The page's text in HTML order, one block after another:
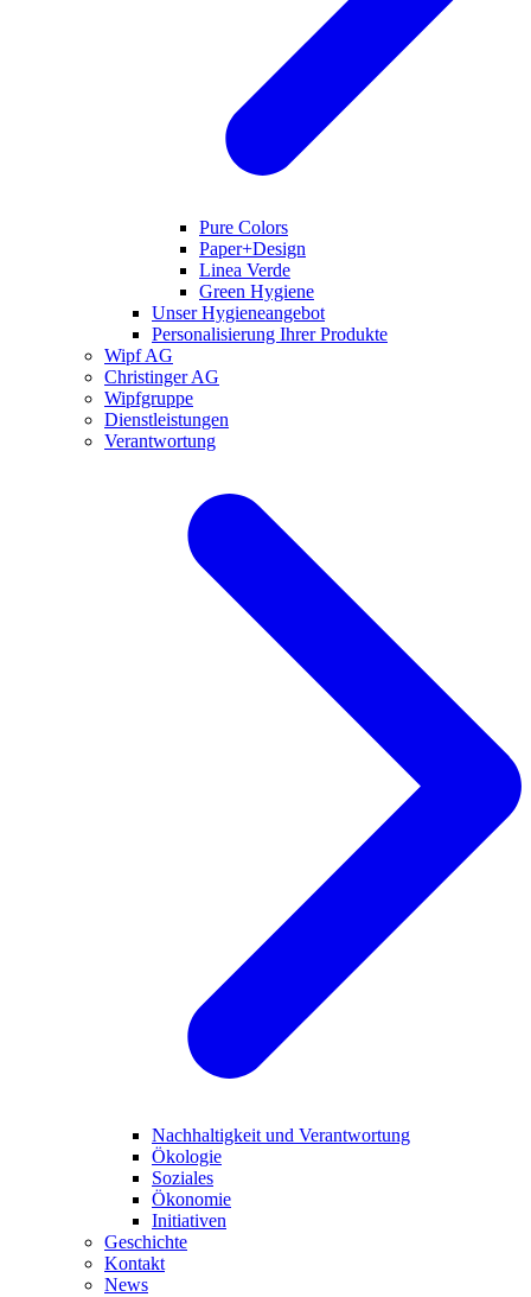
Pure Colors
Paper+Design
Linea Verde
Green Hygiene
Unser Hygieneangebot
Personalisierung Ihrer Produkte
Wipf AG
Christinger AG
Wipfgruppe
Dienstleistungen
Verantwortung
Nachhaltigkeit und Verantwortung
Ökologie
Soziales
Ökonomie
Initiativen
Geschichte
Kontakt
News